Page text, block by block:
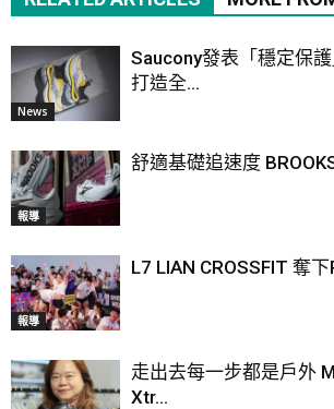
News
Saucony發表「穩定保
打造全...
報導
舒適基礎追速度
報導
L7 LIAN CROSSFIT 奪下
走出去每一步都是戶外
Xtr...